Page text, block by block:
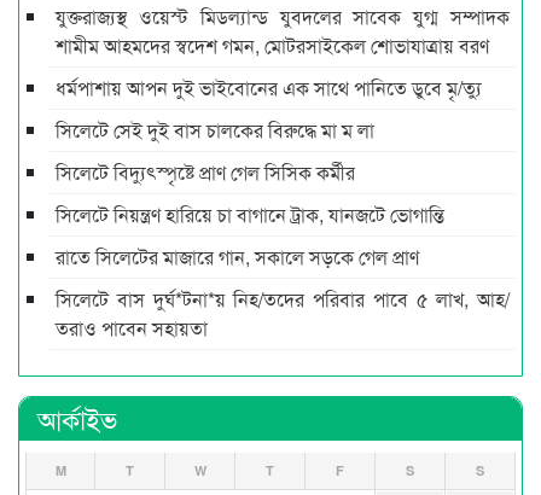
যুক্তরাজ্যস্থ ওয়েস্ট মিডল্যান্ড যুবদলের সাবেক যুগ্ম সম্পাদক
শামীম আহমদের স্বদেশ গমন, মোটরসাইকেল শোভাযাত্রায় বরণ
ধর্মপাশায় আপন দুই ভাইবোনের এক সাথে পানিতে ডুবে মৃ/ত্যু
সিলেটে সেই দুই বাস চালকের বিরুদ্ধে মা ম লা
সিলেটে বিদ্যুৎস্পৃষ্টে প্রাণ গেল সিসিক কর্মীর
সিলেটে নিয়ন্ত্রণ হারিয়ে চা বাগানে ট্রাক, যানজটে ভোগান্তি
রাতে সিলেটের মাজারে গান, সকালে সড়কে গেল প্রাণ
সিলেটে বাস দুর্ঘ*টনা*য় নিহ/তদের পরিবার পাবে ৫ লাখ, আহ/
তরাও পাবেন সহায়তা
আর্কাইভ
M T W T F S S